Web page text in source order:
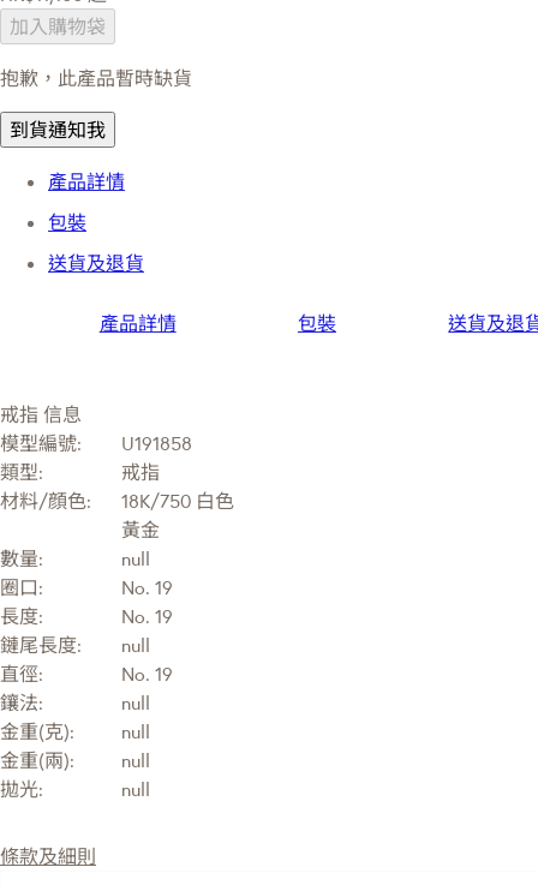
加入購物袋
抱歉，此產品暫時缺貨
到貨通知我
產品詳情
包裝
送貨及退貨
產品詳情 包裝 送貨及退
戒指 信息
模型編號:
U191858
類型:
戒指
材料/顔色:
18K/750 白色
黃金
數量:
null
圈口:
No. 19
長度:
No. 19
鏈尾長度:
null
直徑:
No. 19
鑲法:
null
金重(克):
null
金重(兩):
null
拋光:
null
條款及細則